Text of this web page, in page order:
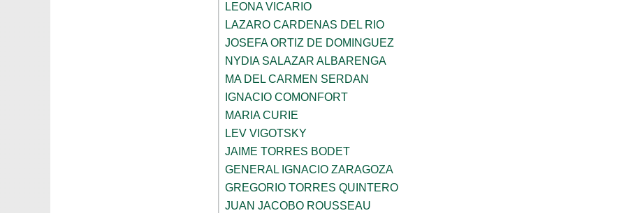
LEONA VICARIO
LAZARO CARDENAS DEL RIO
JOSEFA ORTIZ DE DOMINGUEZ
NYDIA SALAZAR ALBARENGA
MA DEL CARMEN SERDAN
IGNACIO COMONFORT
MARIA CURIE
LEV VIGOTSKY
JAIME TORRES BODET
GENERAL IGNACIO ZARAGOZA
GREGORIO TORRES QUINTERO
JUAN JACOBO ROUSSEAU